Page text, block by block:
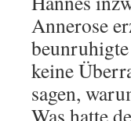
Annerose
keine
sagen,
Was hatte